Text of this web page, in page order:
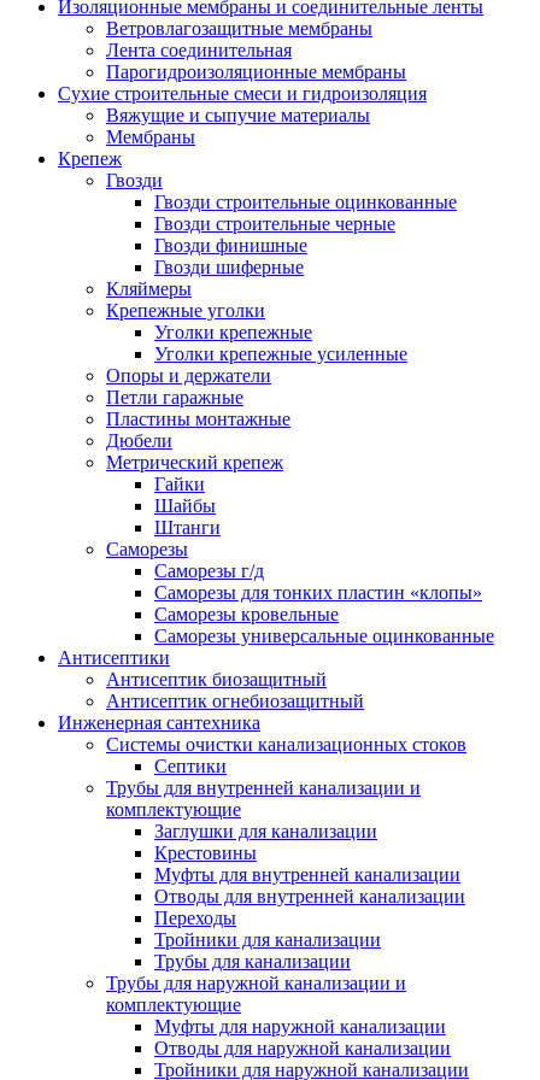
Изоляционные мембраны и соединительные ленты
Ветровлагозащитные мембраны
Лента соединительная
Парогидроизоляционные мембраны
Сухие строительные смеси и гидроизоляция
Вяжущие и сыпучие материалы
Мембраны
Крепеж
Гвозди
Гвозди строительные оцинкованные
Гвозди строительные черные
Гвозди финишные
Гвозди шиферные
Кляймеры
Крепежные уголки
Уголки крепежные
Уголки крепежные усиленные
Опоры и держатели
Петли гаражные
Пластины монтажные
Дюбели
Метрический крепеж
Гайки
Шайбы
Штанги
Саморезы
Саморезы г/д
Саморезы для тонких пластин «клопы»
Саморезы кровельные
Саморезы универсальные оцинкованные
Антисептики
Антисептик биозащитный
Антисептик огнебиозащитный
Инженерная сантехника
Системы очистки канализационных стоков
Септики
Трубы для внутренней канализации и
комплектующие
Заглушки для канализации
Крестовины
Муфты для внутренней канализации
Отводы для внутренней канализации
Переходы
Тройники для канализации
Трубы для канализации
Трубы для наружной канализации и
комплектующие
Муфты для наружной канализации
Отводы для наружной канализации
Тройники для наружной канализации